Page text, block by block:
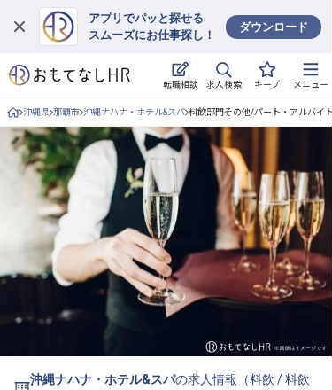
アプリでパッと探せる
スムーズにお仕事探し！
ダウンロード
転職相談 求人検索 キープ メニュー
ログイン
求人・施設を探す
キープした求人
就職・転職 合同説明会
おもてなしHRについて
ご利用の流れ
よくある質問
ホテル・宿泊業界情報コラム
沖縄県 那覇市 沖縄ナハナ・ホテル&スパ 料飲部門その他/パート・アルバイト
沖縄ナハナ・ホテル&スパの求人情報（料飲 /料飲